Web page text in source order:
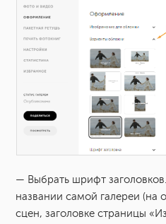
— Выбрать шрифт
названии самой галереи (на
сцен, заголовке страницы